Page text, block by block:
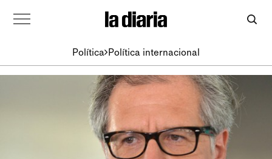
Política Política internacional